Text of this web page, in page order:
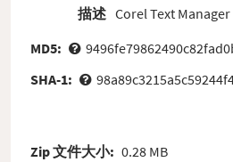
描述 Corel Text Manager
MD5:
SHA-1:
Zip 文件大小: 0.28 MB